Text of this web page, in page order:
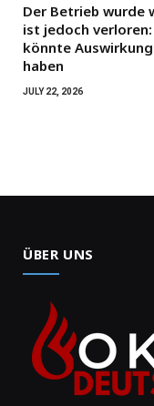
Der Betrieb wurde
ist jedoch
könnte
haben
JULY 22, 2026
ÜBER UNS